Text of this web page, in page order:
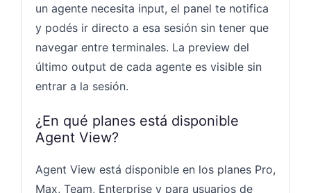
un agente necesita input, el panel te notifica
y podés ir directo a esa sesión sin tener que
navegar entre terminales. La preview del
último output de cada agente es visible sin
entrar a la sesión.
¿En qué planes está disponible
Agent View?
Agent View está disponible en los planes Pro,
Max, Team, Enterprise y para usuarios de